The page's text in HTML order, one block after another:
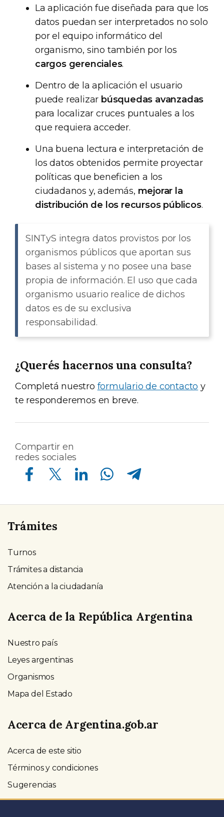
La aplicación fue diseñada para que los
datos puedan ser interpretados no solo
por el equipo informático del
organismo, sino también por los
cargos gerenciales.
Dentro de la aplicación el usuario
puede realizar búsquedas avanzadas
para localizar cruces puntuales a los
que requiera acceder.
Una buena lectura e interpretación de
los datos obtenidos permite proyectar
políticas que beneficien a los
ciudadanos y, además, mejorar la
distribución de los recursos públicos.
SINTyS integra datos provistos por los
organismos públicos que aportan sus
bases al sistema y no posee una base
propia de información. El uso que cada
organismo usuario realice de dichos
datos es de su exclusiva
responsabilidad.
¿Querés hacernos una consulta?
Completá nuestro formulario de contacto y
te responderemos en breve.
Compartir en
redes sociales
Compartir en Facebook Compartir en Twitter Compartir en Linkedin Compartir en Whatsapp
Trámites
Turnos
Trámites a distancia
Atención a la ciudadanía
Acerca de la República Argentina
Nuestro país
Leyes argentinas
Organismos
Mapa del Estado
Acerca de Argentina.gob.ar
Acerca de este sitio
Términos y condiciones
Sugerencias